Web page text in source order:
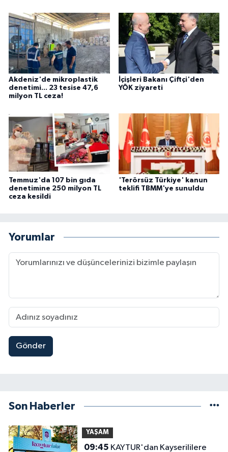
Akdeniz'de mikroplastik
denetimi... 23 tesise 47,6
milyon TL ceza!
İçişleri Bakanı Çiftçi'den
YÖK ziyareti
Temmuz'da 107 bin gıda
denetimine 250 milyon TL
ceza kesildi
'Terörsüz Türkiye' kanun
teklifi TBMM'ye sunuldu
Yorumlar
Gönder
Son Haberler
YAŞAM
09:45